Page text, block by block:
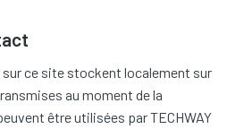
ce site stockent localement sur
au moment de la
être utilisées par TECHWAY